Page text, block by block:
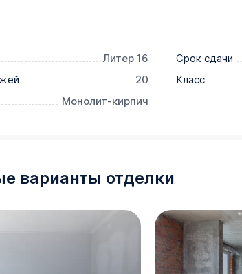
Литер 16 Срок сдачи
20 Класс
Монолит-кирпич
варианты отделки